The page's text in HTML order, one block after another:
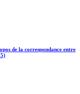
de la correspondance entre